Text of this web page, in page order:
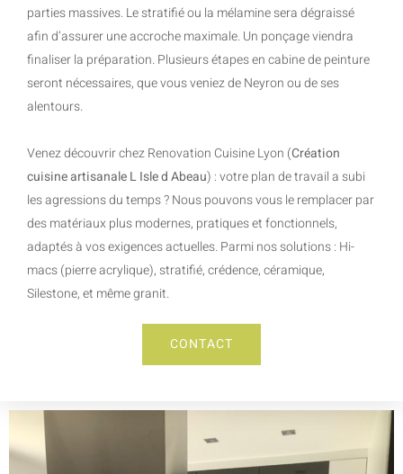
parties massives. Le stratifié ou la mélamine sera dégraissé
afin d’assurer une accroche maximale. Un ponçage viendra
finaliser la préparation. Plusieurs étapes en cabine de peinture
seront nécessaires, que vous veniez de Neyron ou de ses
alentours.
Venez découvrir chez Renovation Cuisine Lyon (Création
cuisine artisanale L Isle d Abeau) : votre plan de travail a subi
les agressions du temps ? Nous pouvons vous le remplacer par
des matériaux plus modernes, pratiques et fonctionnels,
adaptés à vos exigences actuelles. Parmi nos solutions : Hi-
macs (pierre acrylique), stratifié, crédence, céramique,
Silestone, et même granit.
CONTACT